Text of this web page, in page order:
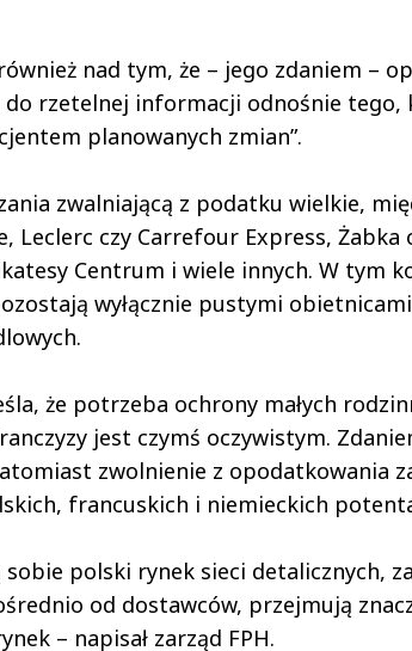
nad tym, że – jego zdaniem –
rzetelnej informacji odnośnie
planowanych zmian”.
zwalniającą z podatku wielkie,
Leclerc czy Carrefour Express,
Centrum i wiele innych. W tym
wyłącznie pustymi
że potrzeba ochrony małych
jest czymś oczywistym.
zwolnienie z opodatkowania
francuskich i niemieckich
polski rynek sieci detalicznych,
od dostawców, przejmują
– napisał zarząd FPH.